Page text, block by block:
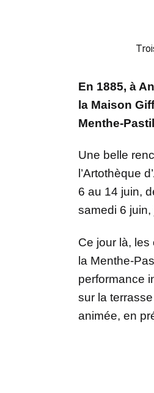
En 1885, à
la Maison
Menthe-
Une belle
l’Artothèque
6 au 14 juin,
samedi 6
Ce jour là, les
la Menthe-
performance
sur la
animée, en